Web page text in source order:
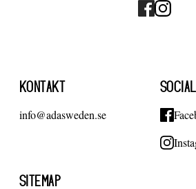
KONTAKT
info@adasweden.se
SITEMAP